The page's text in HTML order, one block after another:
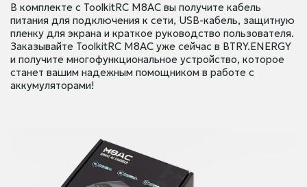
В комплекте с ToolkitRC M8AC вы получите кабель
питания для подключения к сети, USB-кабель, защитную
пленку для экрана и краткое руководство пользователя.
Заказывайте ToolkitRC M8AC уже сейчас в BTRY.ENERGY
и получите многофункциональное устройство, которое
станет вашим надежным помощником в работе с
аккумуляторами!